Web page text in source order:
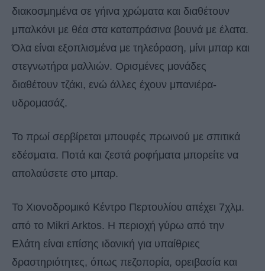
διακοσμημένα σε γήινα χρώματα και διαθέτουν
μπαλκόνι με θέα στα καταπράσινα βουνά με έλατα.
Όλα είναι εξοπλισμένα με τηλεόραση, μίνι μπαρ και
στεγνωτήρα μαλλιών. Ορισμένες μονάδες
διαθέτουν τζάκι, ενώ άλλες έχουν μπανιέρα-
υδρομασάζ.
Το πρωί σερβίρεται μπουφές πρωινού με σπιτικά
εδέσματα. Ποτά και ζεστά ροφήματα μπορείτε να
απολαύσετε στο μπαρ.
Το Χιονοδρομικό Κέντρο Περτουλίου απέχει 7χλμ.
από το Mikri Arktos. Η περιοχή γύρω από την
Ελάτη είναι επίσης ιδανική για υπαίθριες
δραστηριότητες, όπως πεζοπορία, ορειβασία και